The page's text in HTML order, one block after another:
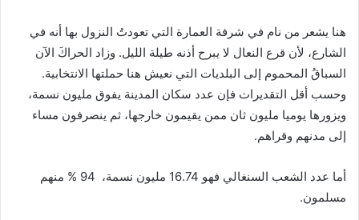
هنا يشعر من نام في شرفة العمارة التي تعودتُ النزول بها أنه في
الشارع، لأن قرع النعال لا يبرح أذنه طيلة الليل. وزاد الحراكَ الآن
السباقُ المحموم إلى البلديات التي نعيش هنا حملتها الانتخابية.
وحسب أقل التقديرات فإن عدد سكان المدينة يفوق مليون نسمة،
ويزورها يوميا مليون ثان ممن يقيمون خارجها، ثم ينصرفون مساء
إلى مدنهم وقراهم.
أما عدد الشعب السنغالي فهو 16.74 مليون نسمة، 94 % منهم
مسلمون.